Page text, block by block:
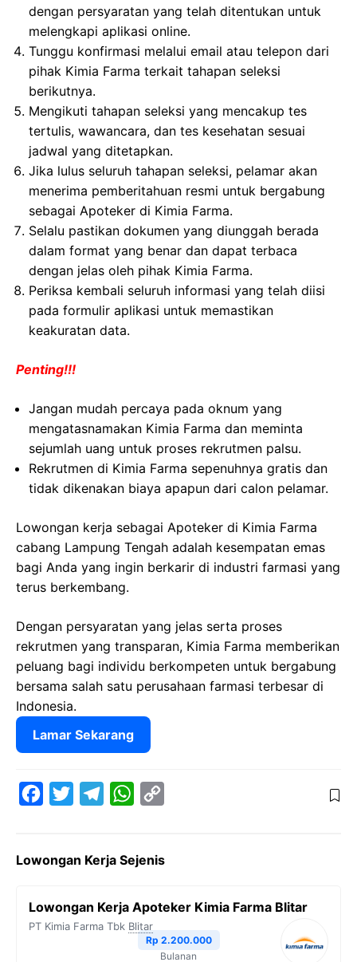
dengan persyaratan yang telah ditentukan untuk
melengkapi aplikasi online.
Tunggu konfirmasi melalui email atau telepon dari
pihak Kimia Farma terkait tahapan seleksi
berikutnya.
Mengikuti tahapan seleksi yang mencakup tes
tertulis, wawancara, dan tes kesehatan sesuai
jadwal yang ditetapkan.
Jika lulus seluruh tahapan seleksi, pelamar akan
menerima pemberitahuan resmi untuk bergabung
sebagai Apoteker di Kimia Farma.
Selalu pastikan dokumen yang diunggah berada
dalam format yang benar dan dapat terbaca
dengan jelas oleh pihak Kimia Farma.
Periksa kembali seluruh informasi yang telah diisi
pada formulir aplikasi untuk memastikan
keakuratan data.
Penting!!!
Jangan mudah percaya pada oknum yang
mengatasnamakan Kimia Farma dan meminta
sejumlah uang untuk proses rekrutmen palsu.
Rekrutmen di Kimia Farma sepenuhnya gratis dan
tidak dikenakan biaya apapun dari calon pelamar.
Lowongan kerja sebagai Apoteker di Kimia Farma
cabang Lampung Tengah adalah kesempatan emas
bagi Anda yang ingin berkarir di industri farmasi yang
terus berkembang.
Dengan persyaratan yang jelas serta proses
rekrutmen yang transparan, Kimia Farma memberikan
peluang bagi individu berkompeten untuk bergabung
bersama salah satu perusahaan farmasi terbesar di
Indonesia.
Lamar Sekarang
e
o
t
e
e
r
W
t
A
p
y
i
n
Lowongan Kerja Sejenis
Lowongan Kerja Apoteker Kimia Farma Blitar
PT Kimia Farma Tbk Blitar
Rp 2.200.000
Bulanan